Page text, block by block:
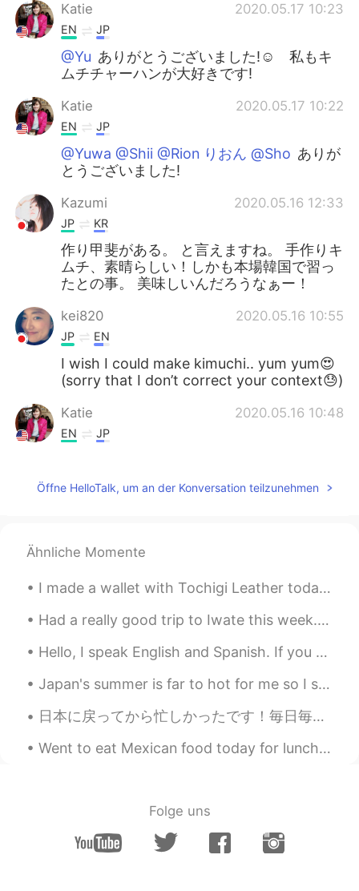
Katie 2020.05.17 10:23
EN JP
@Yu ありがとうございました!☺ 私もキ
ムチチャーハンが大好きです!
Katie 2020.05.17 10:22
EN JP
@Yuwa @Shii @Rion りおん @Sho ありが
とうございました!
Kazumi 2020.05.16 12:33
JP KR
作り甲斐がある。 と言えますね。 手作りキ
ムチ、素晴らしい！しかも本場韓国で習っ
たとの事。 美味しいんだろうなぁー！
kei820 2020.05.16 10:55
JP EN
I wish I could make kimuchi.. yum yum😍
(sorry that I don’t correct your context😓)
Katie 2020.05.16 10:48
EN JP
常温で2、3日ぐらい発酵して、その後
く一番美味しい味 だと思います。
常温で2、3日ぐらい発酵して、その後
冷蔵庫に入って、3週後待って、ようや
く一番美味しい味になったと思いま
ど、甲斐がる手作りキムチを食べれる!
とても時間がかかるし、むずかしいけ
ど、 作った甲斐が ある手作りキムチを
JP EN
Öffne HelloTalk, um an der Konversation teilzunehmen
Ähnliche Momente
I made a wallet with Tochigi Leather today. over time and with use, it will get a nice patina lik...
Had a really good trip to Iwate this week. Before I came to Japan, I got to experience lots of ot...
Hello, I speak English and Spanish. If you need help with any of those languages feel free to mes...
Japan's summer is far to hot for me so I started early in the morning around 6:30 to beat the hea...
日本に戻ってから忙しかったです！毎日毎日やることあって全然休めない。😖 昨日、一昨日、えべっさん参りました。道がめちゃ混んでたのに皆さんが笑顔で楽しんでた！そのいい気分が移った。 日本に戻ったら...
Went to eat Mexican food today for lunch. corn chips and salsa, .....flautas with rice, beans and...
Folge uns